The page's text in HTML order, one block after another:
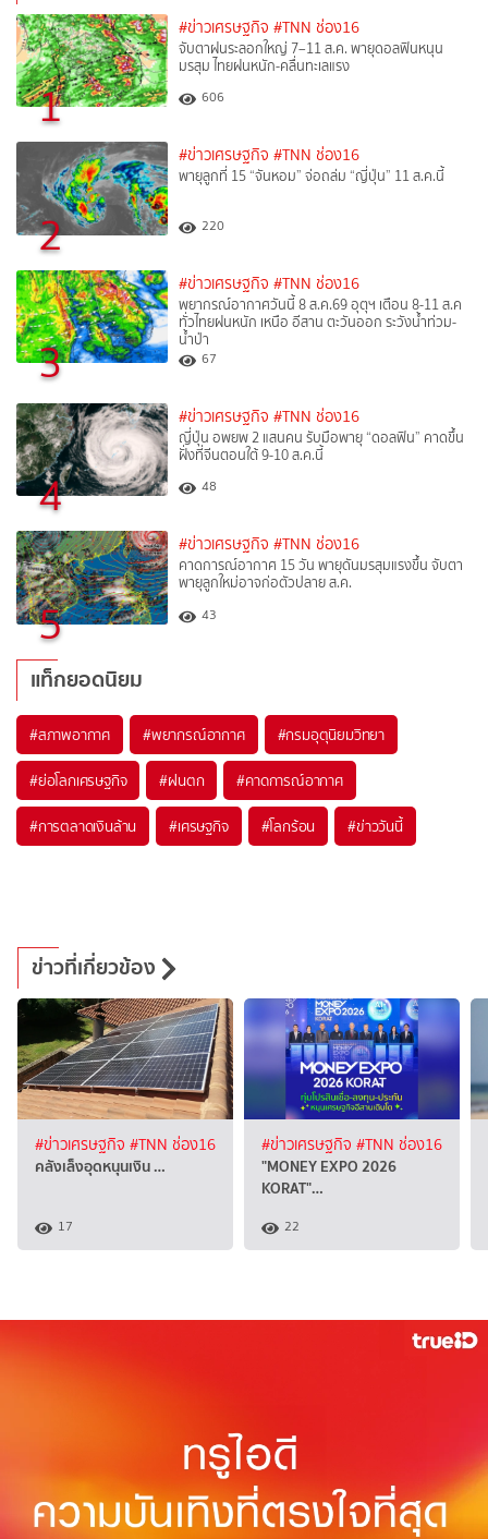
1
#ข่าวเศรษฐกิจ #TNN ช่อง16
จับตาฝนระลอกใหญ่ 7–11 ส.ค. พายุดอลฟินหนุน
มรสุม ไทยฝนหนัก-คลื่นทะเลแรง
606
2
#ข่าวเศรษฐกิจ #TNN ช่อง16
พายุลูกที่ 15 “จันหอม” จ่อถล่ม “ญี่ปุ่น” 11 ส.ค.นี้
220
3
#ข่าวเศรษฐกิจ #TNN ช่อง16
พยากรณ์อากาศวันนี้ 8 ส.ค.69 อุตุฯ เตือน 8-11 ส.ค
ทั่วไทยฝนหนัก เหนือ อีสาน ตะวันออก ระวังน้ำท่วม-
น้ำป่า
67
4
#ข่าวเศรษฐกิจ #TNN ช่อง16
ญี่ปุ่น อพยพ 2 แสนคน รับมือพายุ “ดอลฟิน” คาดขึ้น
ฝั่งที่จีนตอนใต้ 9-10 ส.ค.นี้
48
5
#ข่าวเศรษฐกิจ #TNN ช่อง16
คาดการณ์อากาศ 15 วัน พายุดันมรสุมแรงขึ้น จับตา
พายุลูกใหม่อาจก่อตัวปลาย ส.ค.
43
แท็กยอดนิยม
#สภาพอากาศ #พยากรณ์อากาศ #กรมอุตุนิยมวิทยา
#ย่อโลกเศรษฐกิจ #ฝนตก #คาดการณ์อากาศ
#การตลาดเงินล้าน #เศรษฐกิจ #โลกร้อน #ข่าววันนี้
ข่าวที่เกี่ยวข้อง
#ข่าวเศรษฐกิจ #TNN ช่อง16
คลังเล็งอุดหนุนเงิน …
17
#ข่าวเศรษฐกิจ #TNN ช่อง16
"MONEY EXPO 2026
KORAT"…
22